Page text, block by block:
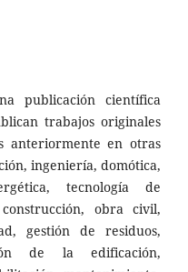
publicación científica
trabajos originales
anteriormente en otras
ingeniería, domótica,
tecnología de
obra civil,
gestión de residuos,
de la edificación,